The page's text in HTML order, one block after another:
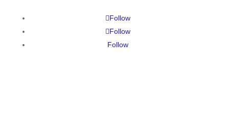
Follow
Follow
Follow